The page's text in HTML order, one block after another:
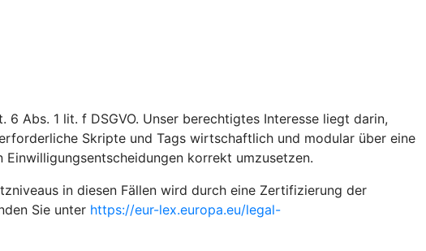
Abs. 1 lit. f DSGVO. Unser berechtigtes Interesse liegt darin,
Skripte und Tags wirtschaftlich und modular über eine
korrekt umzusetzen.
in diesen Fällen wird durch eine Zertifizierung der
Sie unter https://eur-lex.europa.eu/legal-